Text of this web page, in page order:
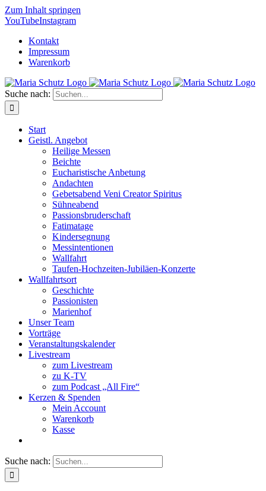
Zum Inhalt springen
YouTubeInstagram
Kontakt
Impressum
Warenkorb
Suche nach:
Start
Geistl. Angebot
Heilige Messen
Beichte
Eucharistische Anbetung
Andachten
Gebetsabend Veni Creator Spiritus
Sühneabend
Passionsbruderschaft
Fatimatage
Kindersegnung
Messintentionen
Wallfahrt
Taufen-Hochzeiten-Jubiläen-Konzerte
Wallfahrtsort
Geschichte
Passionisten
Marienhof
Unser Team
Vorträge
Veranstaltungskalender
Livestream
zum Livestream
zu K-TV
zum Podcast „All Fire“
Kerzen & Spenden
Mein Account
Warenkorb
Kasse
Suche nach: